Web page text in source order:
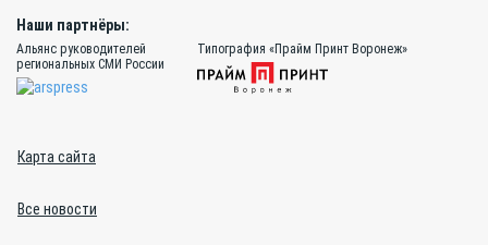
Наши партнёры:
Альянс руководителей
региональных СМИ России
Типография «Прайм Принт Воронеж»
Карта сайта
Все новости